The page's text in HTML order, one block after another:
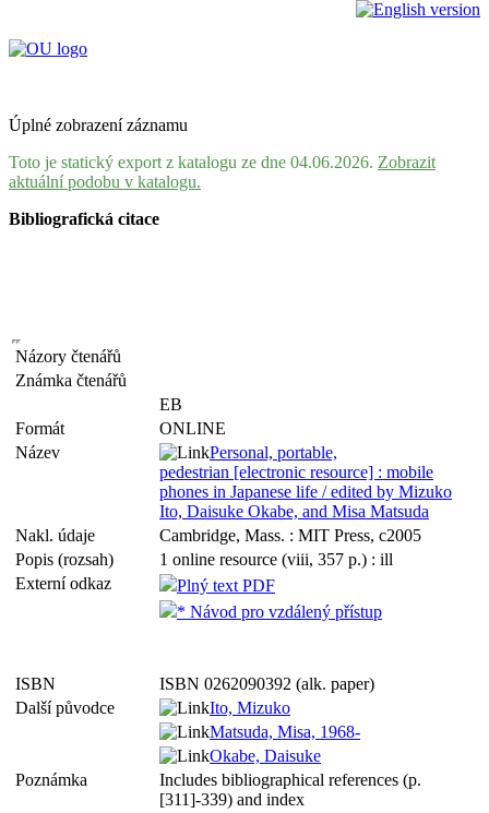
Úplné zobrazení záznamu
Toto je statický export z katalogu ze dne 04.06.2026. Zobrazit
aktuální podobu v katalogu.
Bibliografická citace
Názory čtenářů
Známka čtenářů
EB
Formát
ONLINE
Název
Personal, portable,
pedestrian [electronic resource] : mobile
phones in Japanese life / edited by Mizuko
Ito, Daisuke Okabe, and Misa Matsuda
Nakl. údaje
Cambridge, Mass. : MIT Press, c2005
Popis (rozsah)
1 online resource (viii, 357 p.) : ill
Externí odkaz
Plný text PDF
* Návod pro vzdálený přístup
ISBN
ISBN 0262090392 (alk. paper)
Další původce
Ito, Mizuko
Matsuda, Misa, 1968-
Okabe, Daisuke
Poznámka
Includes bibliographical references (p.
[311]-339) and index